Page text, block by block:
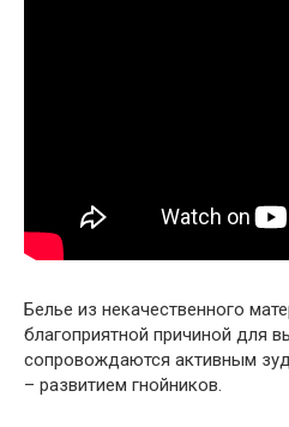
Белье из некачественного
благоприятной причиной для
сопровождаются активным
– развитием гнойников.